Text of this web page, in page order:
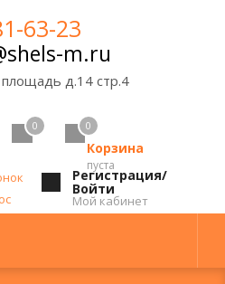
63-23
m.ru
площадь д.14 стр.4
0
Корзина
пуста
0
Регистрация/
Войти
Мой кабинет